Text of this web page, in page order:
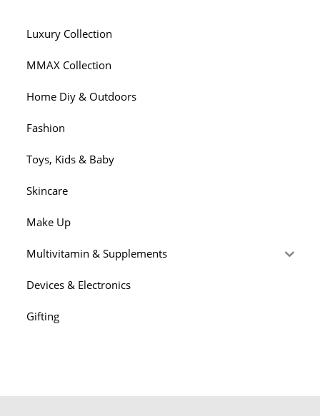
Luxury Collection
MMAX Collection
Home Diy & Outdoors
Fashion
Toys, Kids & Baby
Skincare
Make Up
Multivitamin & Supplements
Devices & Electronics
Gifting